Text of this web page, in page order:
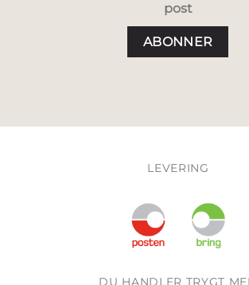
post
LEVERING
DU HANDLER TRYGT